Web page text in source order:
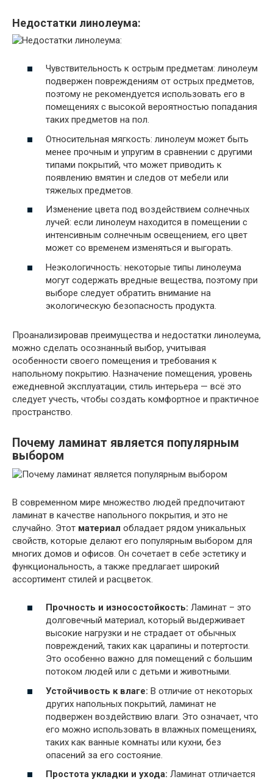
Недостатки линолеума:
Чувствительность к острым предметам: линолеум
подвержен повреждениям от острых предметов,
поэтому не рекомендуется использовать его в
помещениях с высокой вероятностью попадания
таких предметов на пол.
Относительная мягкость: линолеум может быть
менее прочным и упругим в сравнении с другими
типами покрытий, что может приводить к
появлению вмятин и следов от мебели или
тяжелых предметов.
Изменение цвета под воздействием солнечных
лучей: если линолеум находится в помещении с
интенсивным солнечным освещением, его цвет
может со временем изменяться и выгорать.
Неэкологичность: некоторые типы линолеума
могут содержать вредные вещества, поэтому при
выборе следует обратить внимание на
экологическую безопасность продукта.
Проанализировав преимущества и недостатки линолеума,
можно сделать осознанный выбор, учитывая
особенности своего помещения и требования к
напольному покрытию. Назначение помещения, уровень
ежедневной эксплуатации, стиль интерьера — всё это
следует учесть, чтобы создать комфортное и практичное
пространство.
Почему ламинат является популярным
выбором
В современном мире множество людей предпочитают
ламинат в качестве напольного покрытия, и это не
случайно. Этот материал обладает рядом уникальных
свойств, которые делают его популярным выбором для
многих домов и офисов. Он сочетает в себе эстетику и
функциональность, а также предлагает широкий
ассортимент стилей и расцветок.
Прочность и износостойкость: Ламинат – это
долговечный материал, который выдерживает
высокие нагрузки и не страдает от обычных
повреждений, таких как царапины и потертости.
Это особенно важно для помещений с большим
потоком людей или с детьми и животными.
Устойчивость к влаге: В отличие от некоторых
других напольных покрытий, ламинат не
подвержен воздействию влаги. Это означает, что
его можно использовать в влажных помещениях,
таких как ванные комнаты или кухни, без
опасений за его состояние.
Простота укладки и ухода: Ламинат отличается